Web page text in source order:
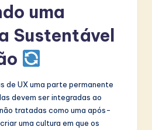
uma
Sustentável
de UX uma parte permanente
devem ser integradas ao
tratadas como uma após-
uma cultura em que os